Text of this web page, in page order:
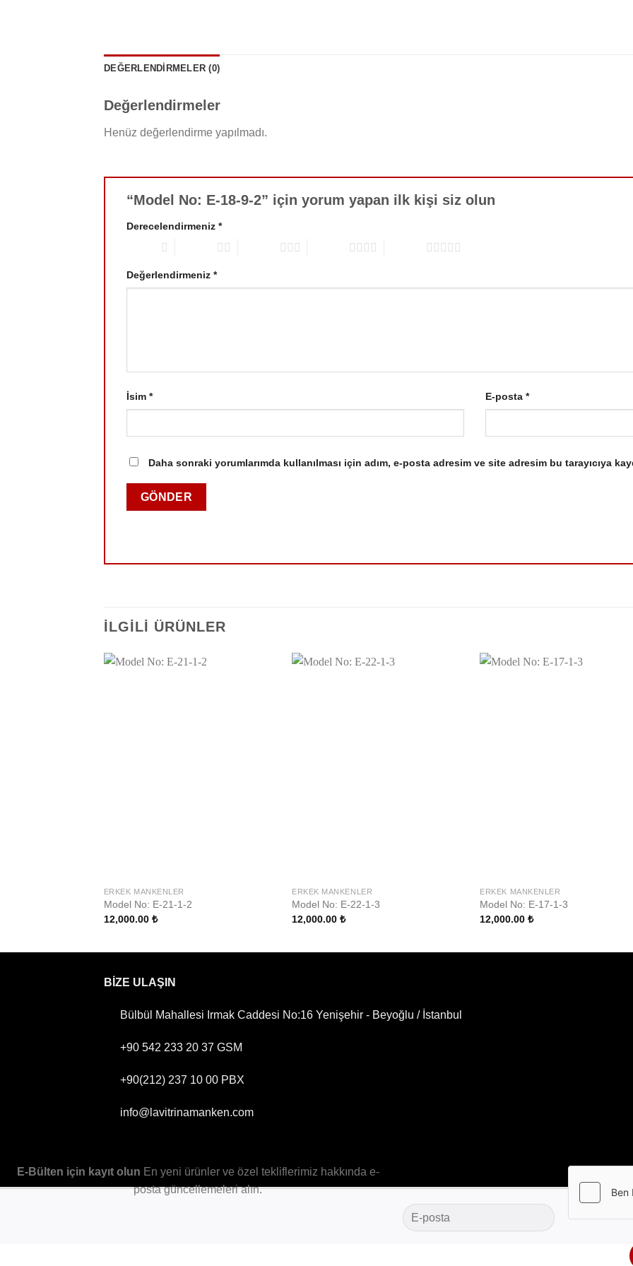
DEĞERLENDIRMELER (0)
Değerlendirmeler
Henüz değerlendirme yapılmadı.
“Model No: E-18-9-2” için yorum yapan ilk kişi siz olun
Derecelendirmeniz *
Değerlendirmeniz *
İsim * E-posta *
Daha sonraki yorumlarımda kullanılması için adım, e-posta adresim ve site adresim bu tarayıcıya
İLGILI ÜRÜNLER
ERKEK MANKENLER
Model No: E-21-1-2
12,000.00 ₺
ERKEK MANKENLER
Model No: E-22-1-3
12,000.00₺
ERKEK MANKENLER
Model No: E-17-1-3
12,000.00₺
BİZE ULAŞIN
Bülbül Mahallesi Irmak Caddesi No:16 Yenişehir - Beyoğlu / İstanbul
+90 542 233 20 37 GSM
+90(212) 237 10 00 PBX
info@lavitrinamanken.com
E-Bülten için kayıt olun En yeni ürünler ve özel tekliflerimiz hakkında e-
posta güncellemeleri alın.